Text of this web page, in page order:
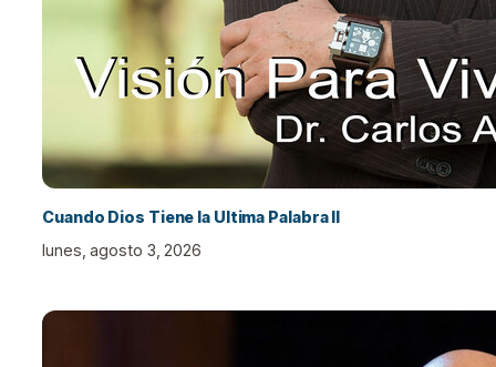
Cuando Dios Tiene la Ultima Palabra II
lunes, agosto 3, 2026